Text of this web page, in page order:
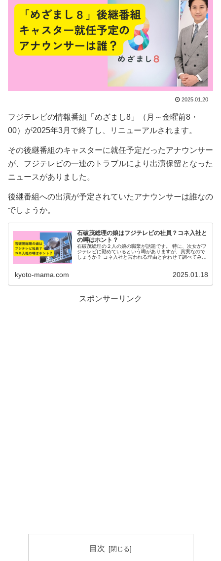
2025.01.20
フジテレビの情報番組「めざまし8」（月～金曜前8・
00）が2025年3月で終了し、リニューアルされます。
その後継番組のキャスターに就任予定だったアナウンサー
が、フジテレビの一連のトラブルにより出演保留となった
ニュースがありました。
後継番組への出演が予定されていたアナウンサーは誰なの
でしょうか。
石破茂総理の娘はフジテレビの社員？コネ入社と
の噂はホント？
石破茂総理の２人の娘の職業が話題です。 特に、次女がフ
ジテレビに勤めているという噂がありますが、真実なので
しょうか？ コネ入社と言われる理由と合わせて調べてみま
kyoto-mama.com 2025.01.18
スポンサーリンク
目次